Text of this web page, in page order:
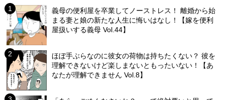
義母の便利屋を卒業してノーストレス！ 離婚から始
まる妻と娘の新たな人生に悔いはなし！【嫁を便利
屋扱いする義母 Vol.44】
ほぼ手ぶらなのに彼女の荷物は持ちたくない？ 彼を
理解できないけど楽しまないともったいない！【あ
なたが理解できません Vol.8】